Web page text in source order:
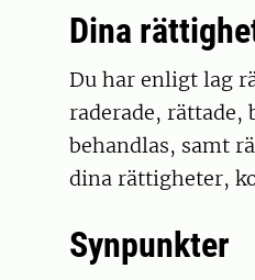
Dina
Du har enligt lag
raderade, rättade,
behandlas, samt
dina rättigheter,
Synpunkter